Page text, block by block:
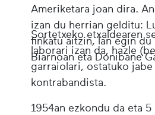
Ameriketara joan dira.
izan du herrian gelditu:
finkatu aitzin, lan egin du
Biarnoan eta Donibane
Sortetxeko etxaldearen
laborari izan da, hazle
garraiolari, ostatuko jabe
kontrabandista.
1954an ezkondu da eta